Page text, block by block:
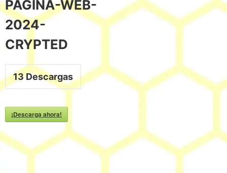
PAGINA-WEB-
2024-
CRYPTED
13Descargas
¡Descarga ahora!